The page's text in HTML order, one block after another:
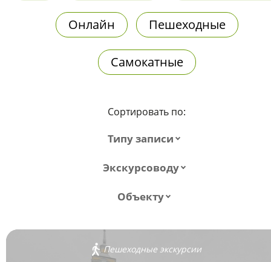
Онлайн Пешеходные
Самокатные
Сортировать по:
Типу записи
Экскурсоводу
Объекту
Пешеходные экскурсии